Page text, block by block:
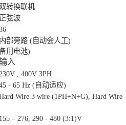
双转换联机
正弦波
用电池)
内部旁路 (自动会人工)
入
230V , 400V 3PH
- 65 Hz (自动适应)
Wire 3 wire (1PH+N+G), Hard Wire
155 – 276, 290 - 480 (3:1)V